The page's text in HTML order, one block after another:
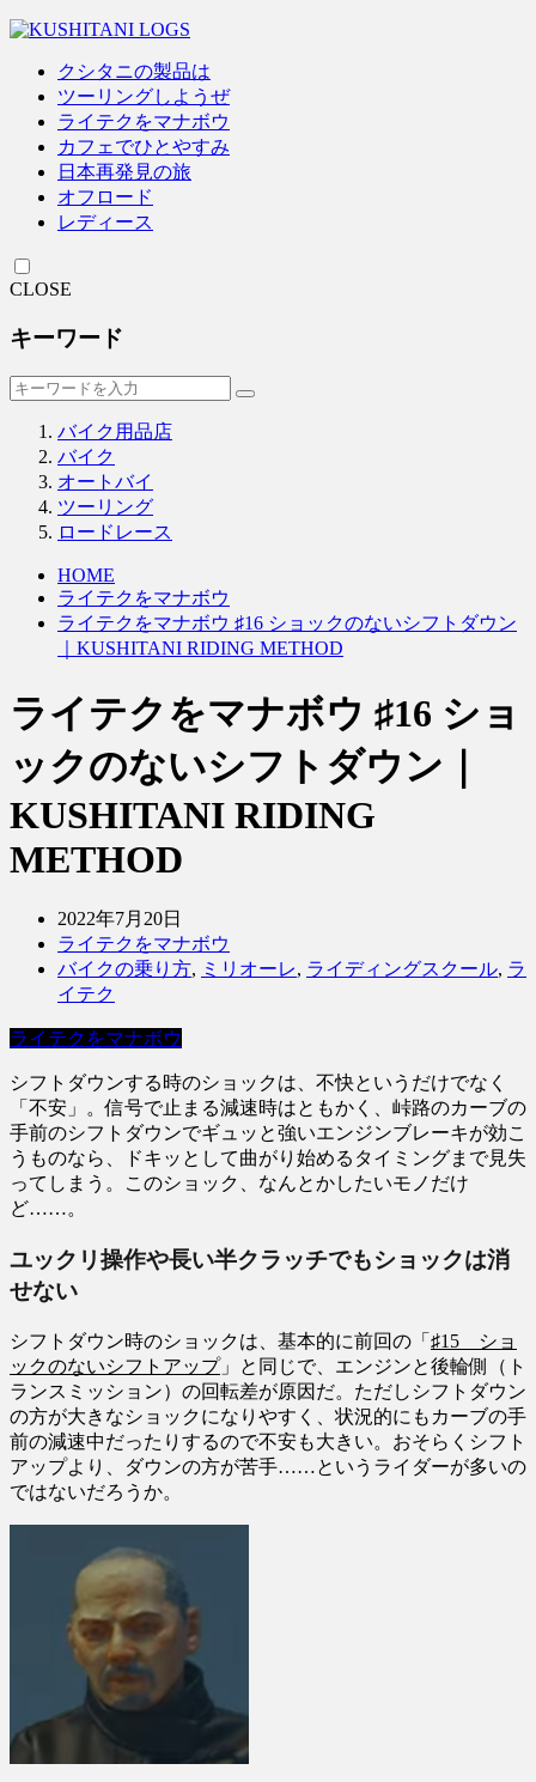
クシタニの製品は
ツーリングしようぜ
ライテクをマナボウ
カフェでひとやすみ
日本再発見の旅
オフロード
レディース
CLOSE
キーワード
バイク用品店
バイク
オートバイ
ツーリング
ロードレース
HOME
ライテクをマナボウ
ライテクをマナボウ ♯16 ショックのないシフトダウン
｜KUSHITANI RIDING METHOD
ライテクをマナボウ ♯16 ショ
ックのないシフトダウン｜
KUSHITANI RIDING
METHOD
2022年7月20日
ライテクをマナボウ
バイクの乗り方, ミリオーレ, ライディングスクール, ラ
イテク
ライテクをマナボウ
シフトダウンする時のショックは、不快というだけでなく
「不安」。信号で止まる減速時はともかく、峠路のカーブの
手前のシフトダウンでギュッと強いエンジンブレーキが効こ
うものなら、ドキッとして曲がり始めるタイミングまで見失
ってしまう。このショック、なんとかしたいモノだけ
ど……。
ユックリ操作や長い半クラッチでもショックは消
せない
シフトダウン時のショックは、基本的に前回の「 ♯15 ショ
ックのないシフトアップ」と同じで、エンジンと後輪側（ト
ランスミッション）の回転差が原因だ。ただしシフトダウン
の方が大きなショックになりやすく、状況的にもカーブの手
前の減速中だったりするので不安も大きい。おそらくシフト
アップより、ダウンの方が苦手……というライダーが多いの
ではないだろうか。